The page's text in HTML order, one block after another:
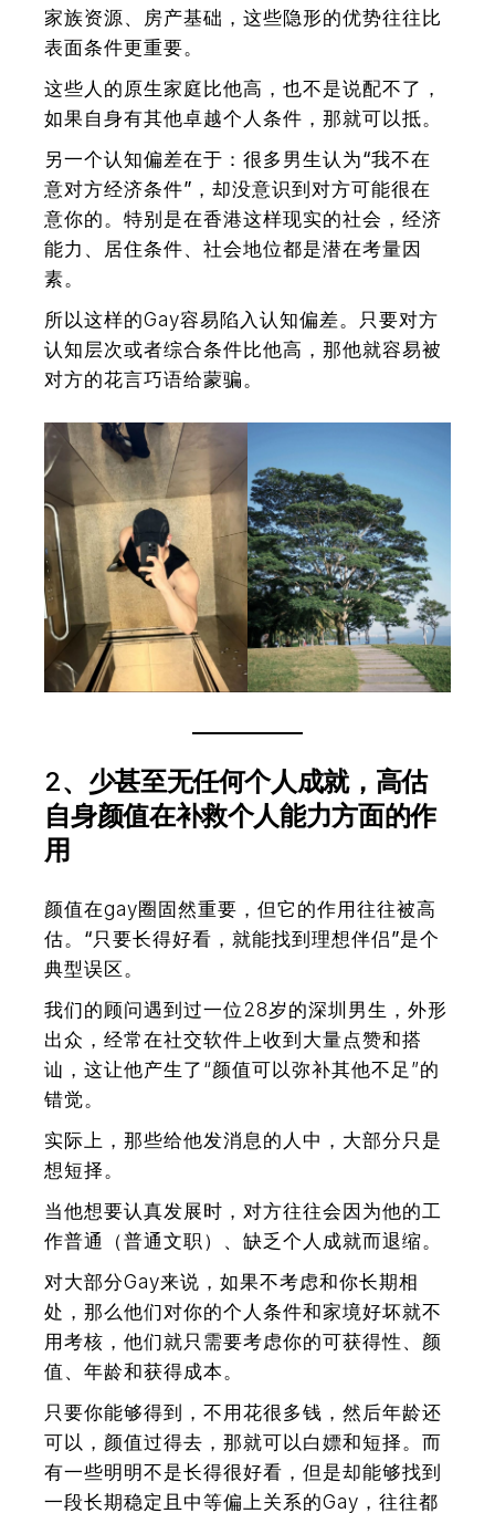
家族资源、房产基础，这些隐形的优势往往比
表面条件更重要。
这些人的原生家庭比他高，也不是说配不了，
如果自身有其他卓越个人条件，那就可以抵。
另一个认知偏差在于：很多男生认为“我不在
意对方经济条件”，却没意识到对方可能很在
意你的。特别是在香港这样现实的社会，经济
能力、居住条件、社会地位都是潜在考量因
素。
所以这样的Gay容易陷入认知偏差。只要对方
认知层次或者综合条件比他高，那他就容易被
对方的花言巧语给蒙骗。
2、少甚至无任何个人成就，高估
自身颜值在补救个人能力方面的作
用
颜值在gay圈固然重要，但它的作用往往被高
估。 “只要长得好看，就能找到理想伴侣”是个
典型误区。
我们的顾问遇到过一位28岁的深圳男生，外形
出众，经常在社交软件上收到大量点赞和搭
讪，这让他产生了“颜值可以弥补其他不足”的
错觉。
实际上，那些给他发消息的人中，大部分只是
想短择。
当他想要认真发展时， 对方往往会因为他的工
作普通（普通文职）、缺乏个人成就而退缩。
对大部分Gay来说，如果不考虑和你长期相
处，那么他们对你的个人条件和家境好坏就不
用考核，他们就只需要考虑你的可获得性、颜
值、年龄和获得成本。
只要你能够得到，不用花很多钱，然后年龄还
可以，颜值过得去，那就可以白嫖和短择。而
有一些明明不是长得很好看，但是却能够找到
一段长期稳定且中等偏上关系的Gay，往往都